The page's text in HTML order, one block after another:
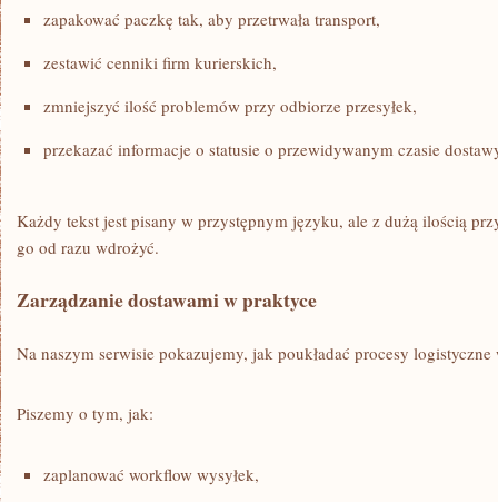
zapakować paczkę tak, aby przetrwała transport,
zestawić cenniki firm kurierskich,
zmniejszyć ilość problemów przy odbiorze przesyłek,
przekazać informacje o statusie o przewidywanym czasie
Każdy tekst jest pisany w przystępnym języku, ale z dużą ilością
go od razu wdrożyć.
Zarządzanie dostawami w praktyce
Na naszym serwisie pokazujemy, jak poukładać procesy
Piszemy o tym, jak:
zaplanować workflow wysyłek,